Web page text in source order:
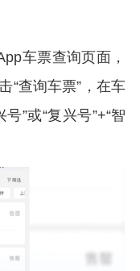
车票查询页面，
“查询车票”，在车
”或“复兴号”+“智